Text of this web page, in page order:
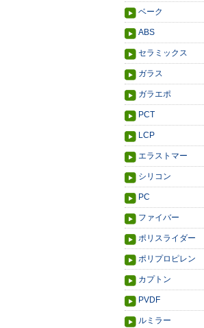
ベーク
ABS
セラミックス
ガラス
ガラエポ
PCT
LCP
エラストマー
シリコン
PC
ファイバー
ポリスライダー
ポリプロピレン
カプトン
PVDF
ルミラー